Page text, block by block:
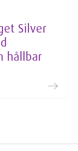
Silver
hållbar